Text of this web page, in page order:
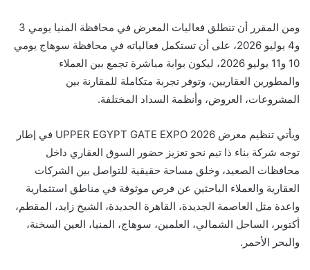
ومن المقرر أن تنطلق فعاليات المعرض في محافظة المنيا يومي 3
و4 يوليو 2026، على أن تستكمل فعالياته في محافظة سوهاج يومي
10 و11 يوليو 2026، ليكون بوابة مباشرة تجمع بين العملاء
والمطورين العقاريين، وتوفر تجربة متكاملة للمقارنة بين
المشروعات، العروض، وأنظمة السداد المختلفة.
ويأتي تنظيم معرض UPPER EGYPT GATE EXPO 2026 في إطار
توجه شركة بناء ذا تيم نحو تعزيز حضور السوق العقاري داخل
محافظات الصعيد، وخلق مساحة حقيقية للتواصل بين الشركات
العقارية والعملاء الباحثين عن فرص موثوقة في مناطق استثمارية
واعدة مثل العاصمة الجديدة، القاهرة الجديدة، الشيخ زايد، المقطم،
أكتوبر، الساحل الشمالي، العلمين، سوهاج، المنيا، العين السخنة،
والبحر الأحمر.